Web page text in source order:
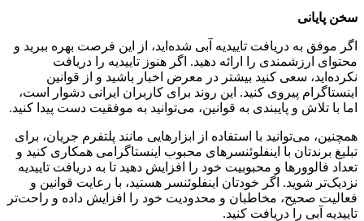
سخن پایانی
اگر موفق به دریافت تاییدیه آبی شده‌اید، از این فرصت بهره ببرید و
محتوای ارزشمندی را ارائه دهید. اگر هنوز تاییدیه را دریافت
نکرده‌اید، سعی کنید بیشتر در معرض اخبار باشید و از قوانین
اینستاگرام پیروی کنید. این روند برای کاربران ایرانی دشوار است،
اما با تلاش و پایبندی به قوانین، می‌توانید به موفقیت دست پیدا کنید.
همچنین، می‌توانید با استفاده از ابزارهایی مانند پلتفرم جریان، برای
تبلیغ برندتان با اینفلوئنسرهای محبوب اینستاگرامی همکاری کنید و
تعداد فالوورها و محبوبیت خود را افزایش دهید تا به دریافت تاییدیه
نزدیک‌تر شوید. اگر خودتان اینفلوئنسر هستید، با رعایت قوانین و
فعالیت صحیح، مخاطبان و محدودیت خود را افزایش داده و راحت‌تر
تاییدیه آبی را دریافت کنید.